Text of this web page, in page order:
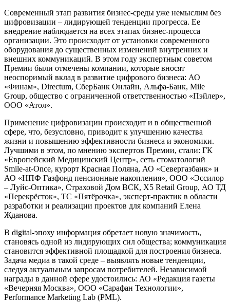
Современный этап развития бизнес-среды уже немыслим без
цифровизации – лидирующей тенденции прогресса. Ее
внедрение наблюдается на всех этапах бизнес-процесса
организации. Это происходит от установки современного
оборудования до существенных изменений внутренних и
внешних коммуникаций. В этом году экспертным советом
Премии были отмечены компании, которые вносят
неоспоримый вклад в развитие цифрового бизнеса: АО
«Финам», Directum, СберБанк Онлайн, Альфа-Банк, Mile
Group, общество с ограниченной ответственностью «Пэйлер»,
ООО «Атол».
Применение цифровизации происходит и в общественной
сфере, что, безусловно, приводит к улучшению качества
жизни и повышению эффективности бизнеса и экономики.
Лучшими в этом, по мнению экспертов Премии, стали: ГК
«Европейский Медицинский Центр», сеть стоматологий
Smile-at-Once, курорт Красная Поляна, АО «Севергазбанк» и
АО «НПФ Газфонд пенсионные накопления», ООО «Эссилор
– Луйс-Оптика», Страховой Дом ВСК, X5 Retail Group, АО ТД
«Перекрёсток», ТС «Пятёрочка», эксперт-практик в области
разработки и реализации проектов для компаний Елена
Жданова.
В digital-эпоху информация обретает новую значимость,
становясь одной из лидирующих сил общества; коммуникация
становится эффективной площадкой для построения бизнеса.
Задача медиа в такой среде – выявлять новые тенденции,
следуя актуальным запросам потребителей. Независимой
награды в данной сфере удостоились: АО «Редакция газеты
«Вечерняя Москва», OOO «Сарафан Технологии»,
Performance Marketing Lab (PML).